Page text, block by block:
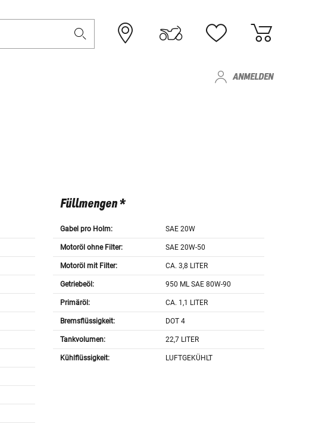
ANMELDEN
Füllmengen *
Gabel pro Holm: SAE 20W
Motoröl ohne Filter: SAE 20W-50
Motoröl mit Filter: CA. 3,8 LITER
Getriebeöl: 950 ML SAE 80W-90
Primäröl: CA. 1,1 LITER
Bremsflüssigkeit: DOT 4
Tankvolumen: 22,7 LITER
Kühlflüssigkeit: LUFTGEKÜHLT